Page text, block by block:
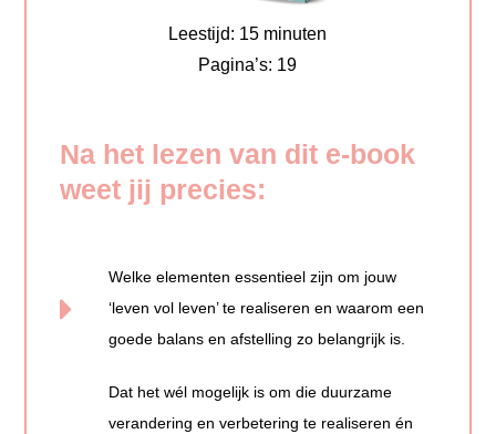
Leestijd: 15 minuten
Pagina’s: 19
Na het lezen van dit e-book
weet jij precies:
Welke elementen essentieel zijn om jouw
‘leven vol leven’ te realiseren en waarom een
goede balans en afstelling zo belangrijk is.
Dat het wél mogelijk is om die duurzame
verandering en verbetering te realiseren én